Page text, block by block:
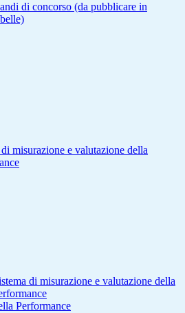
di concorso (da pubblicare in
di misurazione e valutazione della
di misurazione e valutazione della
Performance